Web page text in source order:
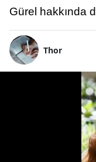
Gürel hakkında
Thor